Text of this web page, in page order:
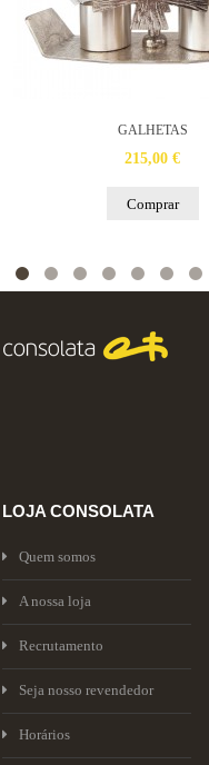
GALHETAS
215,00 €
Comprar
LOJA CONSOLATA
Quem somos
A nossa loja
Recrutamento
Seja nosso revendedor
Horários